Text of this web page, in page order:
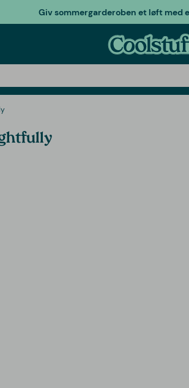
Giv sommergarderoben et løft med